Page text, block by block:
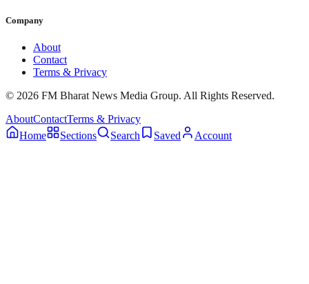
Company
About
Contact
Terms & Privacy
© 2026 FM Bharat News Media Group. All Rights Reserved.
AboutContactTerms & Privacy
Home
Sections Search Saved Account